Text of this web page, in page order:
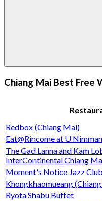
Chiang Mai Best Free
Redbox (Chiang Mai)
Eat@Rincome at U
The Gad Lanna and Kam
InterContinental Chiang
Moment's Notice Jazz
Khongkhaomueang
Ryota Shabu Buffet